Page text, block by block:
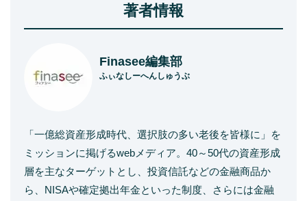
著者情報
Finasee編集部
ふぃなしーへんしゅうぶ
「一億総資産形成時代、選択肢の多い老後を皆様に」を
ミッションに掲げるwebメディア。40～50代の資産形成
層を主なターゲットとし、投資信託などの金融商品か
ら、NISAや確定拠出年金といった制度、さらには金融